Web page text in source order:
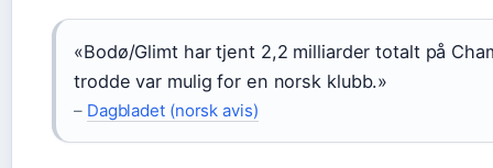
«Bodø/Glimt har tjent 2,2 milliarder totalt på
trodde var mulig for en norsk klubb.»
– Dagbladet (norsk avis)